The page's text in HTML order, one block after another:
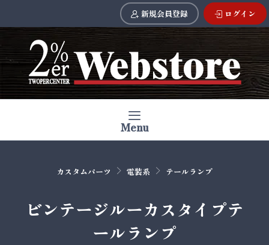
新規会員登録 ログイン
Menu
カスタムパーツ 電装系 テールランプ
ビンテージルーカスタイプテ
ールランプ